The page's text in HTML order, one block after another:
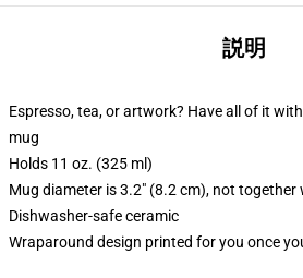
説明
Espresso, tea, or artwork? Have all of it
mug
Holds 11 oz. (325 ml)
Mug diameter is 3.2" (8.2 cm), not together
Dishwasher-safe ceramic
Wraparound design printed for you once